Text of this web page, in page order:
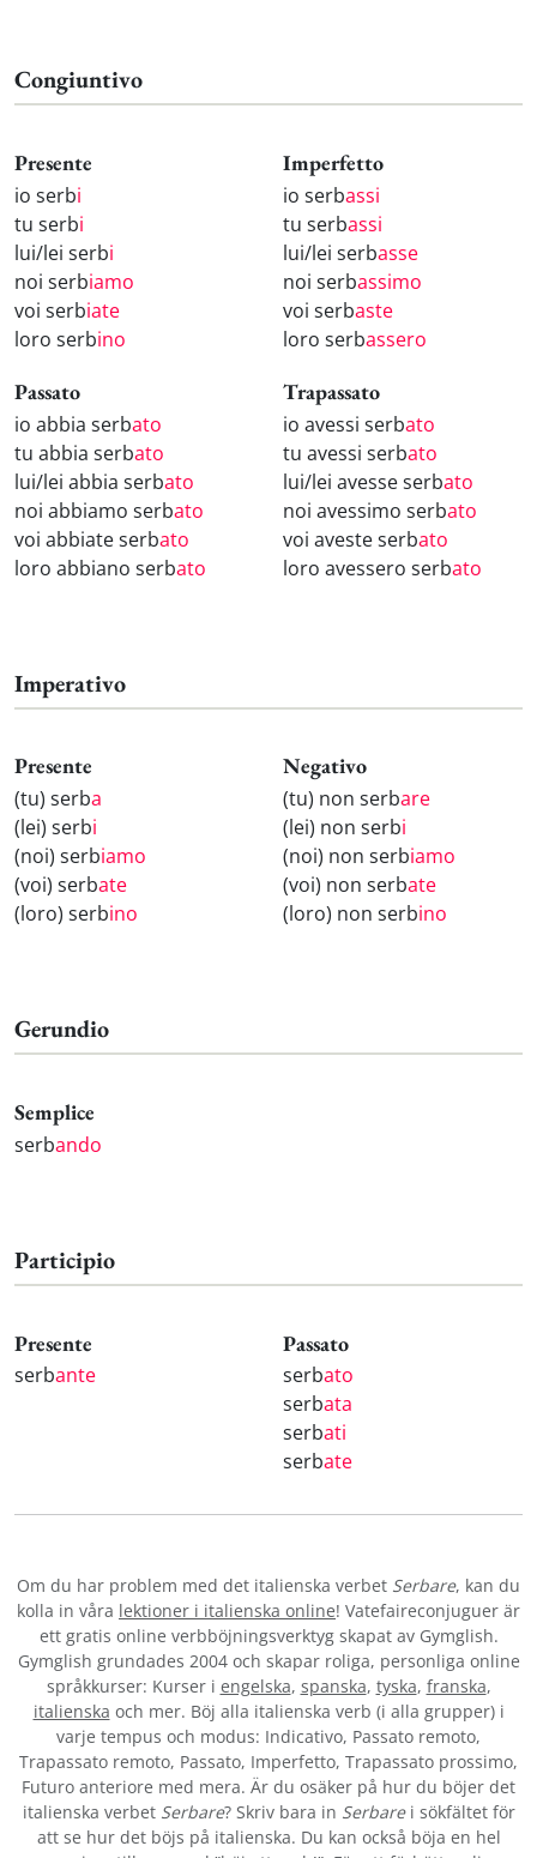
Congiuntivo
Presente
io serbi
tu serbi
lui/lei serbi
noi serbiamo
voi serbiate
loro serbino
Imperfetto
io serbassi
tu serbassi
lui/lei serbasse
noi serbassimo
voi serbaste
loro serbassero
Passato
io abbia serbato
tu abbia serbato
lui/lei abbia serbato
noi abbiamo serbato
voi abbiate serbato
loro abbiano serbato
Trapassato
io avessi serbato
tu avessi serbato
lui/lei avesse serbato
noi avessimo serbato
voi aveste serbato
loro avessero serbato
Imperativo
Presente
(tu) serba
(lei) serbi
(noi) serbiamo
(voi) serbate
(loro) serbino
Negativo
(tu) non serbare
(lei) non serbi
(noi) non serbiamo
(voi) non serbate
(loro) non serbino
Gerundio
Semplice
serbando
Participio
Presente
serbante
Passato
serbato
serbata
serbati
serbate
Om du har problem med det italienska verbet Serbare, kan du
kolla in våra lektioner i italienska online! Vatefaireconjuguer är
ett gratis online verbböjningsverktyg skapat av Gymglish.
Gymglish grundades 2004 och skapar roliga, personliga online
språkkurser: Kurser i engelska, spanska, tyska, franska,
italienska och mer. Böj alla italienska verb (i alla grupper) i
varje tempus och modus: Indicativo, Passato remoto,
Trapassato remoto, Passato, Imperfetto, Trapassato prossimo,
Futuro anteriore med mera. Är du osäker på hur du böjer det
italienska verbet Serbare? Skriv bara in Serbarei sökfältet för
att se hur det böjs på italienska. Du kan också böja en hel